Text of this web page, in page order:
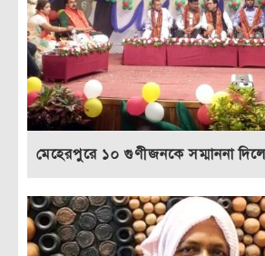
মেহেরপুরে ১০ গুণীজনকে সম্মাননা